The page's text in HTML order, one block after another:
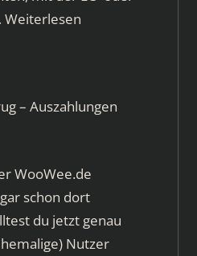
Weiterlesen
– Auszahlungen
WooWee.de
schon dort
du jetzt genau
Nutzer